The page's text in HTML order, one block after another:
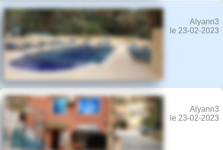
Alyann3
le 23-02-2023
Alyann3
le 23-02-2023